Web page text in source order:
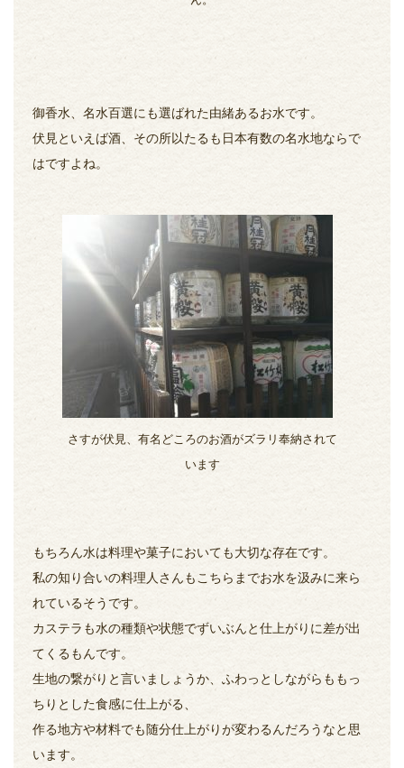
御香水、名水百選にも選ばれた由緒あるお水です。
伏見といえば酒、その所以たるも日本有数の名水地ならで
はですよね。
さすが伏見、有名どころのお酒がズラリ奉納されて
います
もちろん水は料理や菓子においても大切な存在です。
私の知り合いの料理人さんもこちらまでお水を汲みに来ら
れているそうです。
カステラも水の種類や状態でずいぶんと仕上がりに差が出
てくるもんです。
生地の繋がりと言いましょうか、ふわっとしながらももっ
ちりとした食感に仕上がる、
作る地方や材料でも随分仕上がりが変わるんだろうなと思
います。